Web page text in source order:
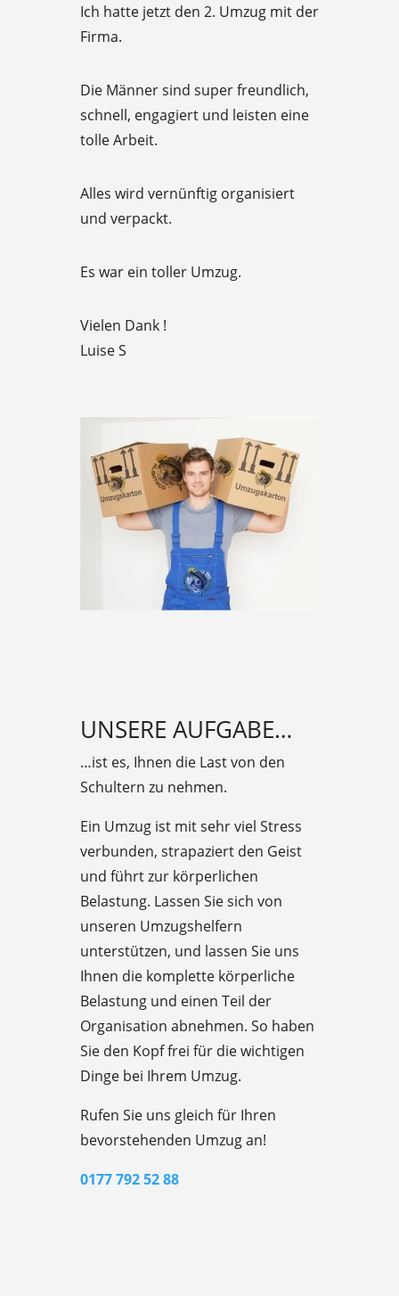
f
d
5
o
t
o
5
Ich hatte jetzt den 2. Umzug mit der
Firma.
Die Männer sind super freundlich,
schnell, engagiert und leisten eine
tolle Arbeit.
Alles wird vernünftig organisiert
und verpackt.
Es war ein toller Umzug.
Vielen Dank !
Luise S
UNSERE AUFGABE…
…ist es, Ihnen die Last von den
Schultern zu nehmen.
Ein Umzug ist mit sehr viel Stress
verbunden, strapaziert den Geist
und führt zur körperlichen
Belastung. Lassen Sie sich von
unseren Umzugshelfern
unterstützen, und lassen Sie uns
Ihnen die komplette körperliche
Belastung und einen Teil der
Organisation abnehmen. So haben
Sie den Kopf frei für die wichtigen
Dinge bei Ihrem Umzug.
Rufen Sie uns gleich für Ihren
bevorstehenden Umzug an!
0177 792 52 88